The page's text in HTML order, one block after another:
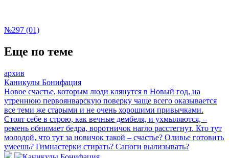
№297 (01)
Еще по теме
архив
Каникулы Бонифация
Новое счастье, которым люди клянутся в Новый год, на
утреннюю первоянварскую поверку чаще всего оказывается
все теми же старыми и не очень хорошими привычками.
Стоят себе в строю, как вечные дембеля, и ухмыляются, –
ремень обнимает бедра, воротничок нагло расстегнут. Кто тут
молодой, что тут за новичок такой – счастье? Оливье готовить
умеешь? Гимнастерки стирать? Сапоги вылизывать?